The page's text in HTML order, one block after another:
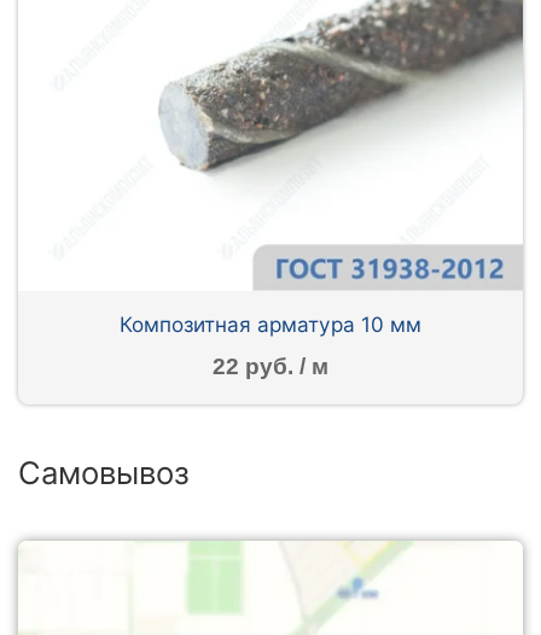
Композитная арматура 10 мм
22 руб. / м
Самовывоз